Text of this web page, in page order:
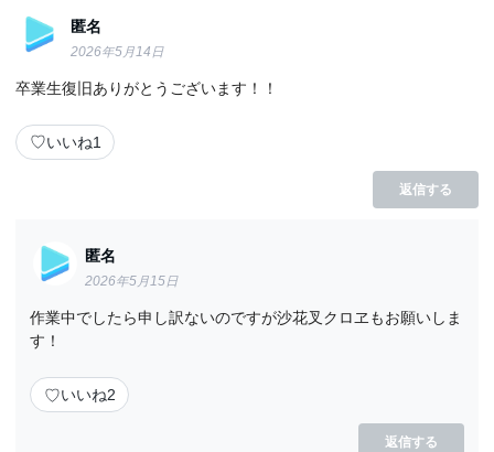
匿名
2026年5月14日
卒業生復旧ありがとうございます！！
♡いいね1
返信する
匿名
2026年5月15日
作業中でしたら申し訳ないのですが沙花叉クロヱもお願いしま
す！
♡いいね2
返信する